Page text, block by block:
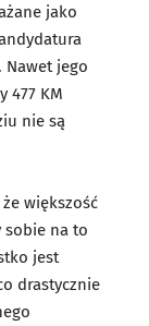
jako
Nawet jego
477 KM
nie są
większość
sobie na to
jest
drastycznie